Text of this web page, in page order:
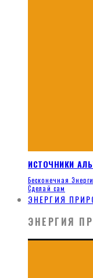
ИСТОЧНИКИ
Бесконечная
Сделай сам
ЭНЕРГИЯ
ЭНЕРГИЯ